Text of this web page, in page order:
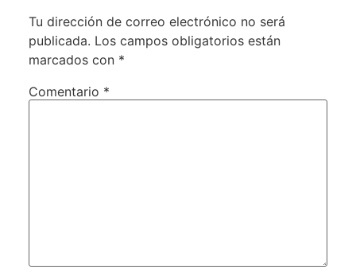
Tu dirección de correo electrónico no será
publicada. Los campos obligatorios están
marcados con *
Comentario *